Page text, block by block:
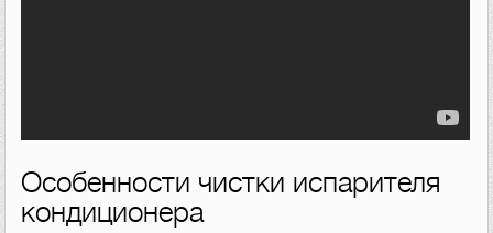
Особенности чистки испарителя
кондиционера